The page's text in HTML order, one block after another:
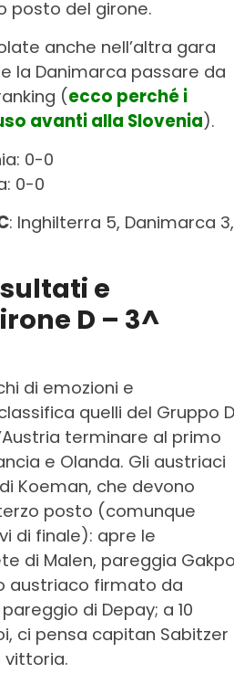
posto del girone.
anche nell’altra gara
la Danimarca passare da
(ecco perché i
avanti alla Slovenia).
0-0
0-0
: Inghilterra 5, Danimarca 3,
e
D – 3^
di emozioni e
quelli del Gruppo
terminare al primo
e Olanda. Gli austriaci
Koeman, che devono
posto (comunque
di finale): apre le
di Malen, pareggia
austriaco firmato da
di Depay; a 10
ci pensa capitan Sabitzer
vittoria.